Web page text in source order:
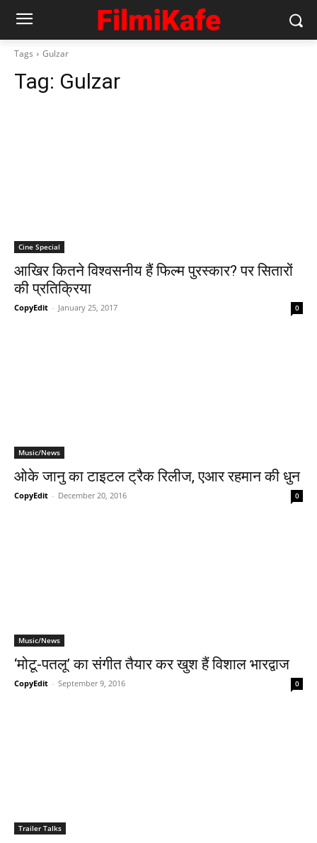
Tags Gulzar
Tag: Gulzar
Cine Special
आखिर कितने विश्‍वसनीय हैं फिल्‍म पुरस्‍कार? पर सितारों
की प्रतिक्रिया
CopyEdit - January 25, 2017 0
Music/News
ओके जानु का टाइटल ट्रैक रिलीज, एआर रहमान की धुन
CopyEdit - December 20, 2016 0
Music/News
‘मोटू-पतलू’ का संगीत तैयार कर खुश हैं विशाल भारद्वाज
CopyEdit - September 9, 2016 0
Trailer Talks